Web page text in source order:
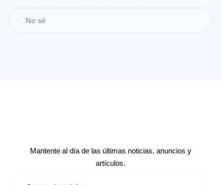
No sé
Mantente al día de las últimas noticias, anuncios y
artículos.